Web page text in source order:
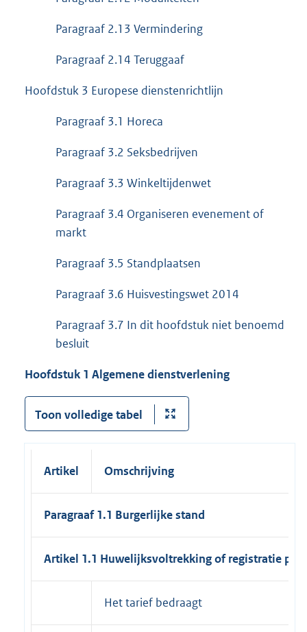
Paragraaf 2.13 Vermindering
Paragraaf 2.14 Teruggaaf
Hoofdstuk 3 Europese dienstenrichtlijn
Paragraaf 3.1 Horeca
Paragraaf 3.2 Seksbedrijven
Paragraaf 3.3 Winkeltijdenwet
Paragraaf 3.4 Organiseren evenement of
markt
Paragraaf 3.5 Standplaatsen
Paragraaf 3.6 Huisvestingswet 2014
Paragraaf 3.7 In dit hoofdstuk niet benoemd
besluit
Hoofdstuk 1 Algemene dienstverlening
Toon volledige tabel
Artikel Omschrijving
Paragraaf 1.1 Burgerlijke stand
Artikel 1.1 Huwelijksvoltrekking of registratie
Het tarief bedraagt